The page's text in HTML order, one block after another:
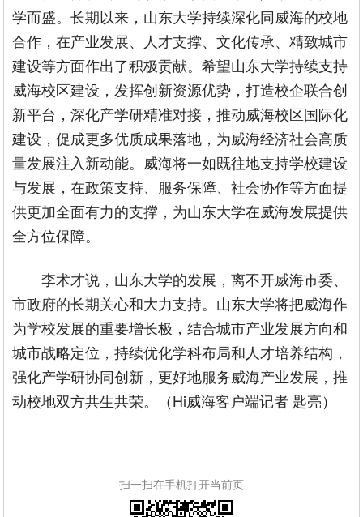
学而盛。长期以来，山东大学持续深化同威海的校地
合作，在产业发展、人才支撑、文化传承、精致城市
建设等方面作出了积极贡献。希望山东大学持续支持
威海校区建设，发挥创新资源优势，打造校企联合创
新平台，深化产学研精准对接，推动威海校区国际化
建设，促成更多优质成果落地，为威海经济社会高质
量发展注入新动能。威海将一如既往地支持学校建设
与发展，在政策支持、服务保障、社会协作等方面提
供更加全面有力的支撑，为山东大学在威海发展提供
全方位保障。
李术才说，山东大学的发展，离不开威海市委、
市政府的长期关心和大力支持。山东大学将把威海作
为学校发展的重要增长极，结合城市产业发展方向和
城市战略定位，持续优化学科布局和人才培养结构，
强化产学研协同创新，更好地服务威海产业发展，推
动校地双方共生共荣。（Hi威海客户端记者 匙亮）
扫一扫在手机打开当前页